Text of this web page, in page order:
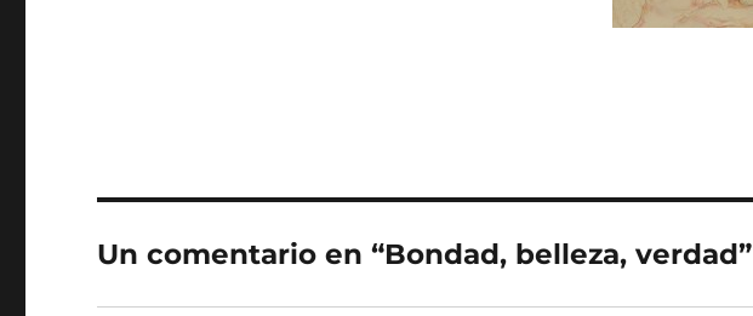
Un comentario en “Bondad, belleza, verdad”